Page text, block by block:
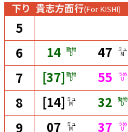
下り 貴志方面行(For KISHI)
5
6
14 動物
D 47 ミュ
M
7 [37] 動物
D 55 うめ
U
8 [14] ミュ
M 32 動物
D
9 07 ミュ
M 37 うめ
U